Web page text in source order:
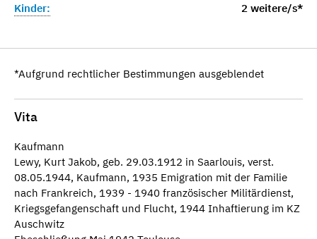
Kinder:
2 weitere/s*
*Aufgrund rechtlicher Bestimmungen ausgeblendet
Vita
Kaufmann
Lewy, Kurt Jakob, geb. 29.03.1912 in Saarlouis, verst.
08.05.1944, Kaufmann, 1935 Emigration mit der Familie
nach Frankreich, 1939 - 1940 französischer Militärdienst,
Kriegsgefangenschaft und Flucht, 1944 Inhaftierung im KZ
Auschwitz